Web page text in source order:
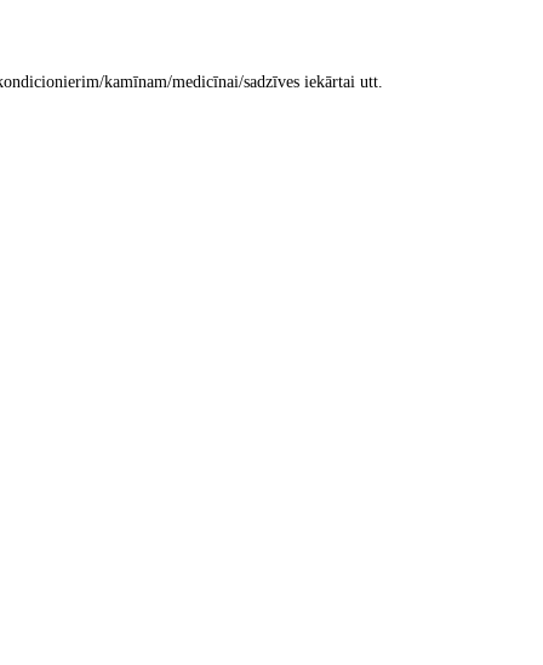
kamīnam/medicīnai/sadzīves iekārtai utt.